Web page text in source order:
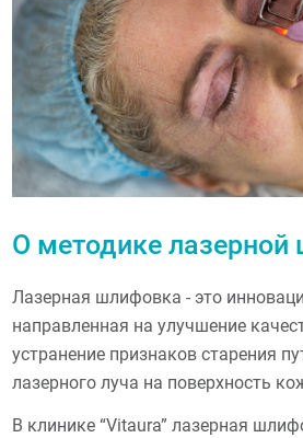
О методике
Лазерная шлифовка - это
направленная на улучшение
устранение признаков старения
лазерного луча на поверхность
В клинике “Vitaura” лазерная